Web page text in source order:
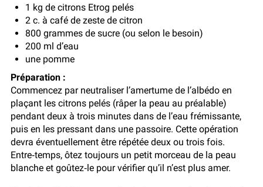
1 kg de citrons Etrog pelés
2 c. à café de zeste de citron
800 grammes de sucre (ou selon le besoin)
200 ml d’eau
une pomme
Préparation :
Commencez par neutraliser l’amertume de l’albédo en
plaçant les citrons pelés (râper la peau au préalable)
pendant deux à trois minutes dans de l’eau frémissante,
puis en les pressant dans une passoire. Cette opération
devra éventuellement être répétée deux ou trois fois.
Entre‑temps, ôtez toujours un petit morceau de la peau
blanche et goûtez‑le pour vérifier qu’il n’est plus amer.